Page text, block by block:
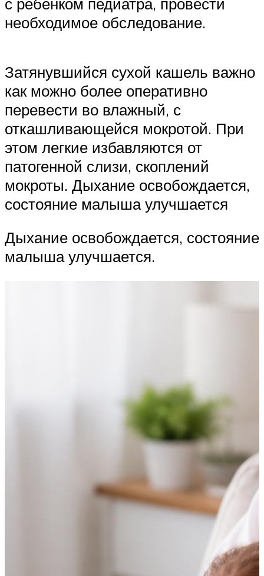
необходимое обследование.
Затянувшийся сухой кашель важно
как можно более оперативно
перевести во влажный, с
откашливающейся мокротой. При
этом легкие избавляются от
патогенной слизи, скоплений
мокроты. Дыхание освобождается,
состояние малыша улучшается
Дыхание освобождается, состояние
малыша улучшается.